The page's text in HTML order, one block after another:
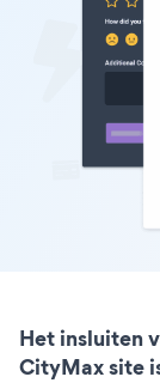
Het insluiten
CityMax site